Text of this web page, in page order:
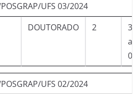
UFS 03/2024
DOUTORADO 2
a
UFS 02/2024